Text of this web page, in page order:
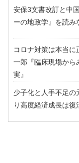
安保3文書改訂と中
ーの地政学』を読み
コロナ対策は本当
一郎『臨床現場から
実』
少子化と人手不足の
り高度経済成長は復